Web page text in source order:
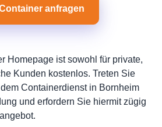
anfragen
Homepage ist sowohl für private,
Kunden kostenlos. Treten Sie
Containerdienst in Bornheim
und erfordern Sie hiermit zügig